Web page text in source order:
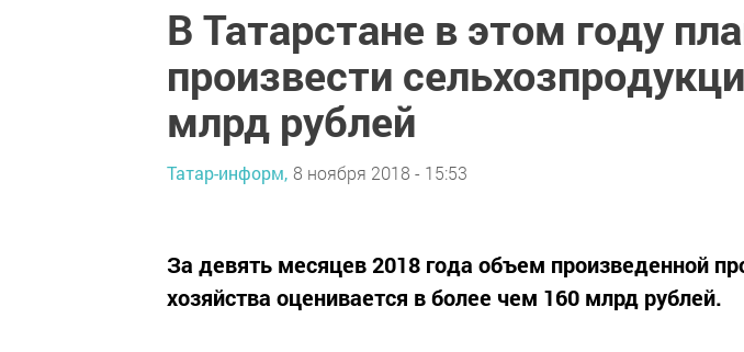
В Татарстане в этом году
произвести
млрд рублей
Татар-информ, 8 ноября 2018 - 15:53
За девять месяцев 2018 года объем произведенной
хозяйства оценивается в более чем 160 млрд рублей.